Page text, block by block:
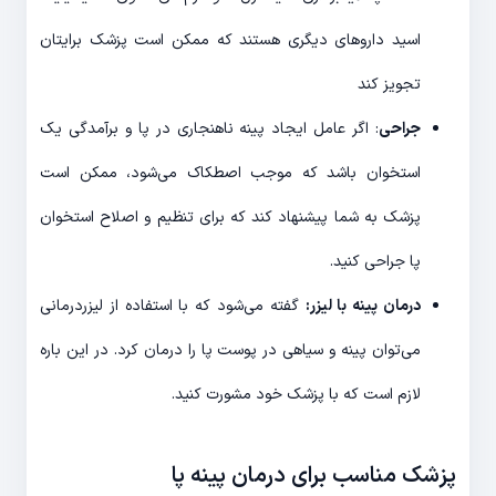
اسید داروهای دیگری هستند که ممکن است پزشک برایتان
تجویز کند
جراحی: اگر عامل ایجاد پینه ناهنجاری در پا و برآمدگی یک
استخوان باشد که موجب اصطکاک می‌شود، ممکن است
پزشک به شما پیشنهاد کند که برای تنظیم و اصلاح استخوان
پا جراحی کنید.
درمان پینه با لیزر: گفته می‌شود که با استفاده از لیزردرمانی
می‌توان پینه و سیاهی در پوست پا را درمان کرد. در این باره
لازم است که با پزشک خود مشورت کنید.
پزشک مناسب برای درمان پینه پا